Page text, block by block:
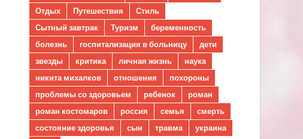
Отдых
Путешествия
Стиль
Сытный завтрак
Туризм
беременность
болезнь
госпитализация в больницу
дети
звезды
критика личная жизнь
наука
никита михалков
отношения
похороны
проблемы со здоровьем
ребенок
роман
роман костомаров
россия семья
смерть
состояние здоровья
сын травма украина